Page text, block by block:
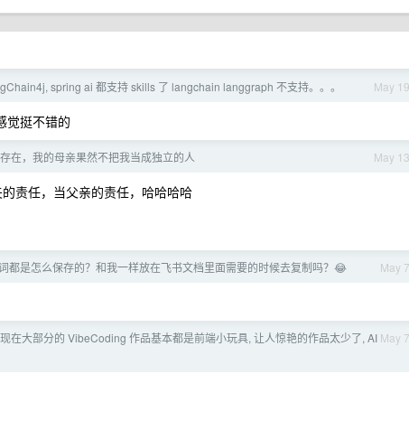
May 19
spring ai 都支持 skills 了 langchain langgraph 不支持。。。
觉挺不错的
May 13
在，我的母亲果然不把我当成独立的人
责任，当父亲的责任，哈哈哈哈
May 7
都是怎么保存的？和我一样放在飞书文档里面需要的时候去复制吗？😂
May 7
在大部分的 VibeCoding 作品基本都是前端小玩具, 让人惊艳的作品太少了, AI